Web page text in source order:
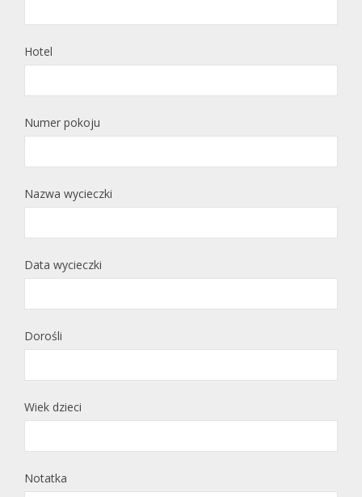
Hotel
Numer pokoju
Nazwa wycieczki
Data wycieczki
Dorośli
Wiek dzieci
Notatka